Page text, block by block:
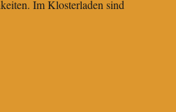
Im Klosterladen sind